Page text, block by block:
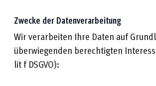
Zwecke der Datenverarbeitung
Wir verarbeiten Ihre Daten auf
überwiegenden berechtigten
lit f DSGVO):